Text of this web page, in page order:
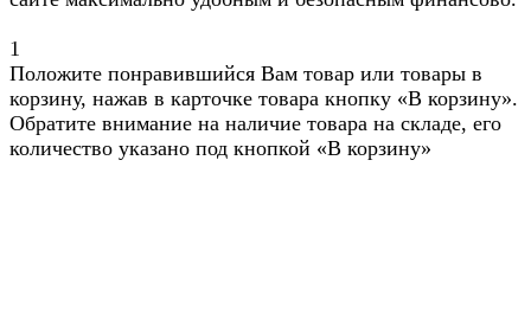
1
Положите понравившийся Вам товар или товары в
корзину, нажав в карточке товара кнопку «В корзину».
Обратите внимание на наличие товара на складе, его
количество указано под кнопкой «В корзину»